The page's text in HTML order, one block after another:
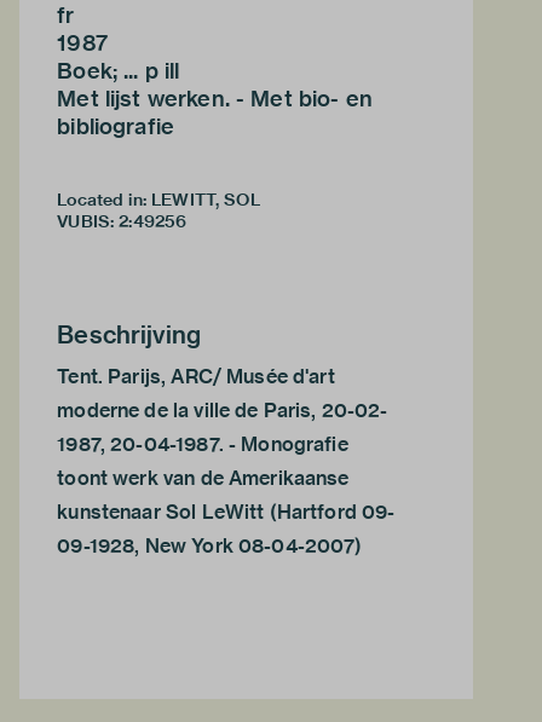
fr
1987
Boek; ... p ill
Met lijst werken. - Met bio- en
bibliografie
Located in: LEWITT, SOL
VUBIS: 2:49256
Beschrijving
Tent. Parijs, ARC/ Musée d'art
moderne de la ville de Paris, 20-02-
1987, 20-04-1987. - Monografie
toont werk van de Amerikaanse
kunstenaar Sol LeWitt (Hartford 09-
09-1928, New York 08-04-2007)